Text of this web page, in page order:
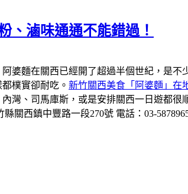
、滷味通通不能錯過！
婆麵在關西已經開了超過半個世紀，是不
樸實卻耐吃。 新竹關西美食「阿婆麵」在
灣、司馬庫斯，或是安排關西一日遊都很
縣關西鎮中豐路一段270號 電話：03-